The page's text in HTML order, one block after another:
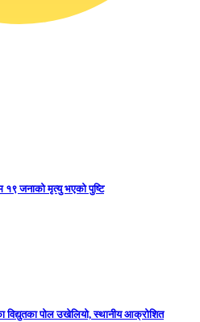
१९ जनाको मृत्यु भएको पुष्टि
विद्युतका पोल उखेलियो, स्थानीय आक्रोशित